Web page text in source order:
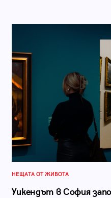
НЕЩАТА ОТ ЖИВОТА
Уикендът в София